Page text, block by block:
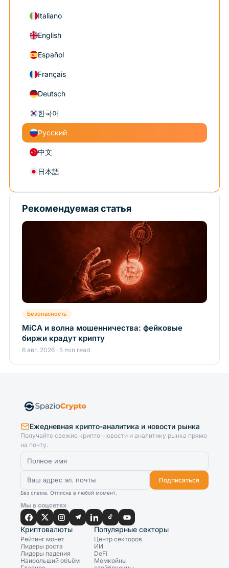
Italiano
English
Español
Français
Deutsch
한국어
Русский
中文
日本語
Рекомендуемая статья
Безопасность
MiCA и волна мошенничества: фейковые
биржи крадут крипту
6 авг. 2026 · 5 min read
Ежедневная крипто-аналитика и новости рынка
Получайте свежие крипто-новости и аналитику рынка прямо
на почту.
Подписаться
Без спама. Отписка в любой момент.
Мы в соцсетях
Криптовалюты
Рейтинг монет
Лидеры роста
Лидеры падения
Наибольший объём
Популярные секторы
Центр секторов
ИИ
DeFi
Мемкойны